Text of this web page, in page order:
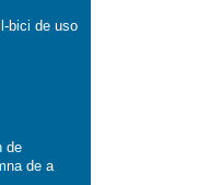
bici de uso
de
de a